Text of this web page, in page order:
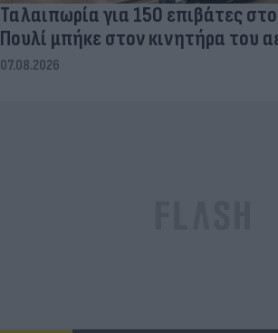
Ταλαιπωρία για 150 επιβάτες
Πουλί μπήκε στον κινητήρα του
07.08.2026